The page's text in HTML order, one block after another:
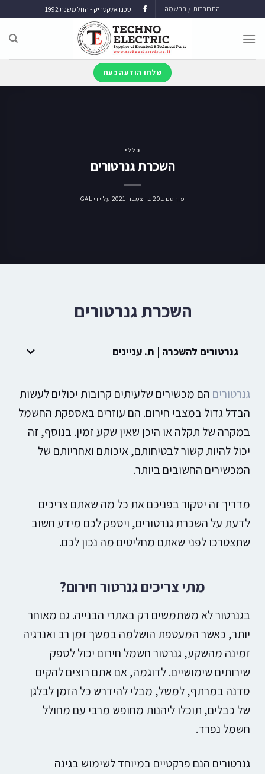
התחברות / הרשמה טכנו אלקטריק - החל משנת 1992
שלחו הודעה כעת
כללי
השכרת גנרטורים
פורסם ב20 בדצמבר 2021 על ידי GAL
השכרת גנרטורים
גנרטורים להשכרה | ת. עניינים
גנרטורים הם מכשירים שלעיתים קרובות יכולים לעשות
הבדל גדול במצבי חירום. הם עוזרים באספקת החשמל
במקרה של תקלה או היכן שאין שקע זמין. בנוסף, זה
יכול להיות קשור לבטיחותם, איכותם ואחריותם של
המכשירים החשובים ביותר.
מדריך זה יסקור בפניכם את כל מה שאתם צריכים
לדעת על השכרת גנרטורים, ויספק לכם מידע חשוב
שתצטרכו לפני שאתם מחליטים מה נכון לכם.
מתי צריכים גנרטור חירום?
בגנרטור לא משתמשים רק באתרי הבנייה. גם מאוחר
יותר, כאשר המעטפת הושלמה במשך זמן רב ואנרגיה
זמינה מהשקע, גנרטור חשמל חירום יכול לספק
שירותים שימושיים.לדוגמה, אם אתם רוצים להקים
סדנה במרתף, למשל, מבלי להידרש כל הזמן לבלגן
של כבלים, תוכלו ליהנות מחופש מרבי עם מחולל
חשמל נפרד.
גנרטורים הנם פרקטיים במיוחד לשימוש בגינה